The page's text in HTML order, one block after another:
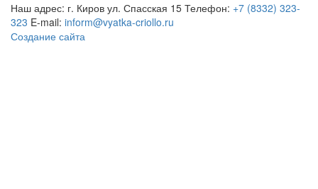
Наш адрес: г. Киров ул. Спасская 15 Телефон: +7 (8332) 323-
323 E-mail: inform@vyatka-criollo.ru
Создание сайта